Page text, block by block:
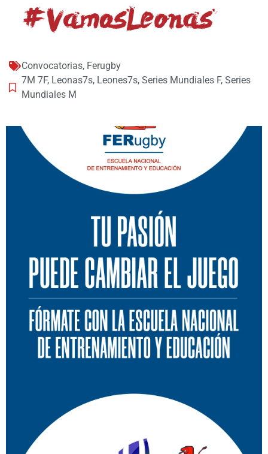
Convocatorias, Ferugby
7M 7F, Leonas7s, Leones7s, Series Mundiales F, Series
Mundiales M